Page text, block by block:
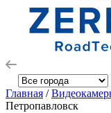
Главная /
Петропавловск